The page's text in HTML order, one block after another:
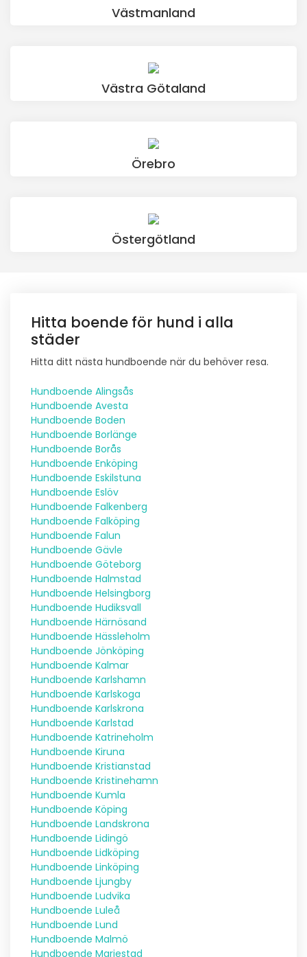
Västmanland
Västra Götaland
Örebro
Östergötland
Hitta boende för hund i alla
städer
Hitta ditt nästa hundboende när du behöver resa.
Hundboende Alingsås
Hundboende Avesta
Hundboende Boden
Hundboende Borlänge
Hundboende Borås
Hundboende Enköping
Hundboende Eskilstuna
Hundboende Eslöv
Hundboende Falkenberg
Hundboende Falköping
Hundboende Falun
Hundboende Gävle
Hundboende Göteborg
Hundboende Halmstad
Hundboende Helsingborg
Hundboende Hudiksvall
Hundboende Härnösand
Hundboende Hässleholm
Hundboende Jönköping
Hundboende Kalmar
Hundboende Karlshamn
Hundboende Karlskoga
Hundboende Karlskrona
Hundboende Karlstad
Hundboende Katrineholm
Hundboende Kiruna
Hundboende Kristianstad
Hundboende Kristinehamn
Hundboende Kumla
Hundboende Köping
Hundboende Landskrona
Hundboende Lidingö
Hundboende Lidköping
Hundboende Linköping
Hundboende Ljungby
Hundboende Ludvika
Hundboende Luleå
Hundboende Lund
Hundboende Malmö
Hundboende Mariestad